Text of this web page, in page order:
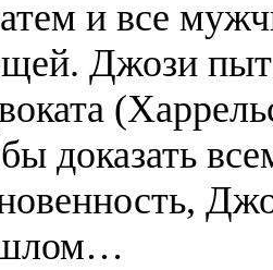
и все
Джози
доказать